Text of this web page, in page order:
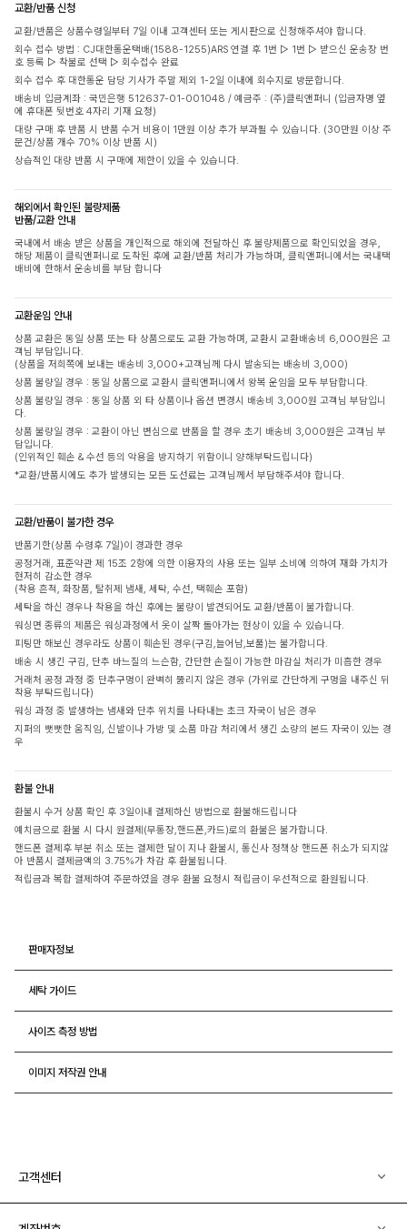
교환/반품 신청
교환/반품은 상품수령일부터 7일 이내 고객센터 또는 게시판으로 신청해주셔야 합니다.
회수 접수 방법 : CJ대한통운택배(1588-1255)ARS 연결 후 1번 ▷ 1번 ▷ 받으신 운송장 번
호 등록 ▷ 착불로 선택 ▷ 회수접수 완료
회수 접수 후 대한통운 담당 기사가 주말 제외 1-2일 이내에 회수지로 방문합니다.
배송비 입금계좌 : 국민은행 512637-01-001048 / 예금주 : (주)클릭앤퍼니 (입금자명 옆
에 휴대폰 뒷번호 4자리 기재 요청)
대량 구매 후 반품 시 반품 수거 비용이 1만원 이상 추가 부과될 수 있습니다. (30만원 이상 주
문건/상품 개수 70% 이상 반품 시)
상습적인 대량 반품 시 구매에 제한이 있을 수 있습니다.
해외에서 확인된 불량제품
반품/교환 안내
국내에서 배송 받은 상품을 개인적으로 해외에 전달하신 후 불량제품으로 확인되었을 경우,
해당 제품이 클릭앤퍼니로 도착된 후에 교환/반품 처리가 가능하며, 클릭앤퍼니에서는 국내택
배비에 한해서 운송비를 부담 합니다
교환운임 안내
상품 교환은 동일 상품 또는 타 상품으로도 교환 가능하며, 교환시 교환배송비 6,000원은 고
객님 부담입니다.
(상품을 저희쪽에 보내는 배송비 3,000+고객님께 다시 발송되는 배송비 3,000)
상품 불량일 경우 : 동일 상품으로 교환시 클릭앤퍼니에서 왕복 운임을 모두 부담합니다.
상품 불량일 경우 : 동일 상품 외 타 상품이나 옵션 변경시 배송비 3,000원 고객님 부담입니
다.
상품 불량일 경우 : 교환이 아닌 변심으로 반품을 할 경우 초기 배송비 3,000원은 고객님 부
담입니다.
(인위적인 훼손 & 수선 등의 악용을 방지하기 위함이니 양해부탁드립니다)
*교환/반품시에도 추가 발생되는 모든 도선료는 고객님께서 부담해주셔야 합니다.
교환/반품이 불가한 경우
반품기한(상품 수령후 7일)이 경과한 경우
공정거래, 표준약관 제 15조 2항에 의한 이용자의 사용 또는 일부 소비에 의하여 재화 가치가
현저히 감소한 경우
(착용 흔적, 화장품, 탈취제 냄새, 세탁, 수선, 택훼손 포함)
세탁을 하신 경우나 착용을 하신 후에는 불량이 발견되어도 교환/반품이 불가합니다.
워싱면 종류의 제품은 워싱과정에서 옷이 살짝 돌아가는 현상이 있을 수 있습니다.
피팅만 해보신 경우라도 상품이 훼손된 경우(구김,늘어남,보풀)는 불가합니다.
배송 시 생긴 구김, 단추 바느질의 느슨함, 간단한 손질이 가능한 마감실 처리가 미흡한 경우
거래처 공정 과정 중 단추구멍이 완벽히 뚫리지 않은 경우 (가위로 간단하게 구멍을 내주신 뒤
착용 부탁드립니다)
워싱 과정 중 발생하는 냄새와 단추 위치를 나타내는 초크 자국이 남은 경우
지퍼의 뻣뻣한 움직임, 신발이나 가방 및 소품 마감 처리에서 생긴 소량의 본드 자국이 있는 경
우
환불 안내
환불시 수거 상품 확인 후 3일이내 결제하신 방법으로 환불해드립니다
예치금으로 환불 시 다시 원결제(무통장,핸드폰,카드)로의 환불은 불가합니다.
핸드폰 결제후 부분 취소 또는 결제한 달이 지나 환불시, 통신사 정책상 핸드폰 취소가 되지않
아 반품시 결제금액의 3.75%가 차감 후 환불됩니다.
적립금과 복합 결제하여 주문하였을 경우 환불 요청시 적립금이 우선적으로 환원됩니다.
판매자정보
세탁 가이드
사이즈 측정 방법
이미지 저작권 안내
고객센터